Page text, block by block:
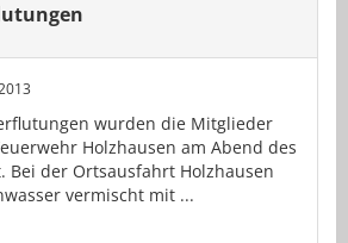
wurden die Mitglieder
Holzhausen am Abend des
Bei der Ortsausfahrt Holzhausen
vermischt mit ...